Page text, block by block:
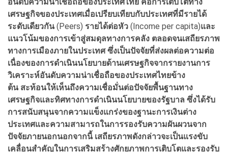
เศรษฐกิจของประเทศเมื่อเปรียบเทียบกับประเทศที่มีรายได้
ระดับเดียวกัน(Peers) รายได้ต่อหัว (Income per capita)และ
แนวโน้มของการเข้าสู่สมดุลทางการคลัง ตลอดจนเสถียรภาพ
ทางการเมืองภายในประเทศ ซึ่งเป็นปัจจัยที่ส่งผลต่อความต่อ
เนื่องของการดำเนินนโยบายด้านเศรษฐกิจจากรายงานการ
วิเคราะห์อันดับความน่าเชื่อถือของประเทศไทยข้าง
ต้น สะท้อนให้เห็นถึงความเชื่อมั่นต่อปัจจัยพื้นฐานทาง
เศรษฐกิจและทิศทางการดำเนินนโยบายของรัฐบาล ซึ่งได้รับ
การสนับสนุนจากความแข็งแกร่งของฐานะการเงินต่าง
ประเทศและความสามารถในการรองรับความผันผวนจาก
ปัจจัยภายนอกนอกจากนี้ เสถียรภาพดังกล่าวจะเป็นแรงขับ
เคลื่อนสำคัญในการเสริมสร้างศักยภาพการเติบโตและรองรับ